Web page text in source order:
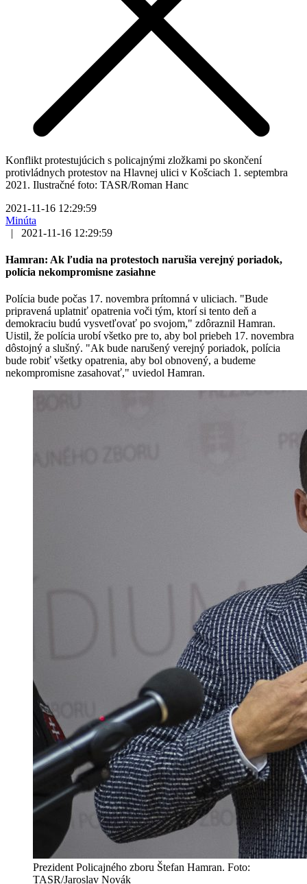
Konflikt protestujúcich s policajnými zložkami po skončení
protivládnych protestov na Hlavnej ulici v Košciach 1. septembra
2021. Ilustračné foto: TASR/Roman Hanc
2021-11-16 12:29:59
Minúta
|
2021-11-16 12:29:59
Hamran: Ak ľudia na protestoch narušia verejný poriadok,
polícia nekompromisne zasiahne
Polícia bude počas 17. novembra prítomná v uliciach. "Bude
pripravená uplatniť opatrenia voči tým, ktorí si tento deň a
demokraciu budú vysvetľovať po svojom," zdôraznil Hamran.
Uistil, že polícia urobí všetko pre to, aby bol priebeh 17. novembra
dôstojný a slušný. "Ak bude narušený verejný poriadok, polícia
bude robiť všetky opatrenia, aby bol obnovený, a budeme
nekompromisne zasahovať," uviedol Hamran.
Prezident Policajného zboru Štefan Hamran. Foto:
TASR/Jaroslav Novák